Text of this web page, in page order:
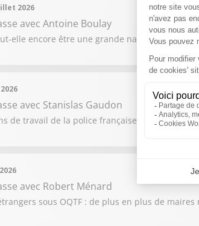
2026
avec Antoine Boulay
elle encore être une grande nation agricole ?
avec Stanislas Gaudon
de travail de la police française sont de plus
avec Robert Ménard
sous OQTF : de plus en plus de